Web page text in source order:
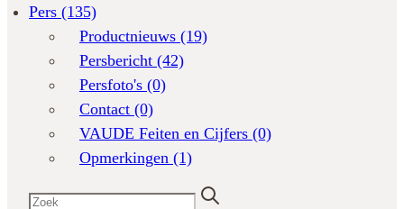
Pers (135)
Productnieuws (19)
Persbericht (42)
Persfoto's (0)
Contact (0)
VAUDE Feiten en Cijfers (0)
Opmerkingen (1)